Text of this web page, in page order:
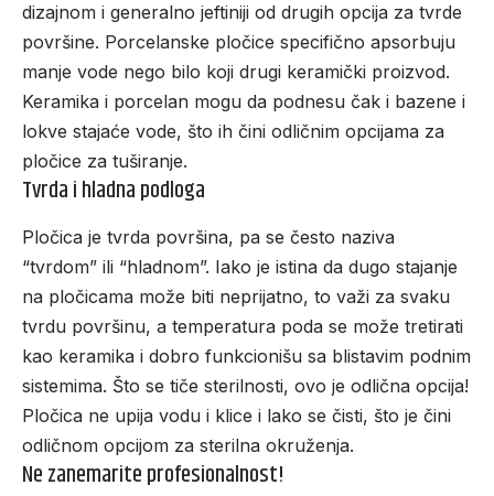
dizajnom i generalno jeftiniji od drugih opcija za tvrde
površine. Porcelanske pločice specifično apsorbuju
manje vode nego bilo koji drugi keramički proizvod.
Keramika i porcelan mogu da podnesu čak i bazene i
lokve stajaće vode, što ih čini odličnim opcijama za
pločice za tuširanje.
Tvrda i hladna podloga
Pločica je tvrda površina, pa se često naziva
“tvrdom” ili “hladnom”. Iako je istina da dugo stajanje
na pločicama može biti neprijatno, to važi za svaku
tvrdu površinu, a temperatura poda se može tretirati
kao keramika i dobro funkcionišu sa blistavim podnim
sistemima. Što se tiče sterilnosti, ovo je odlična opcija!
Pločica ne upija vodu i klice i lako se čisti, što je čini
odličnom opcijom za sterilna okruženja.
Ne zanemarite profesionalnost!